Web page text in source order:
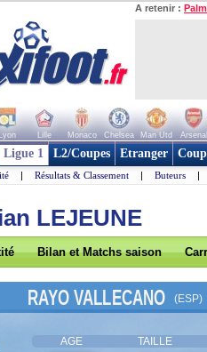
A retenir :
Lyon Lille Monaco Chelsea Man Utd Arsenal
Ligue 1 L2/Coupes Etranger
| Résultats & Classement | Buteurs |
LEJEUNE
Bilan et Matchs saison
RAYO VALLECANO (ESP)
AGE TAILLE